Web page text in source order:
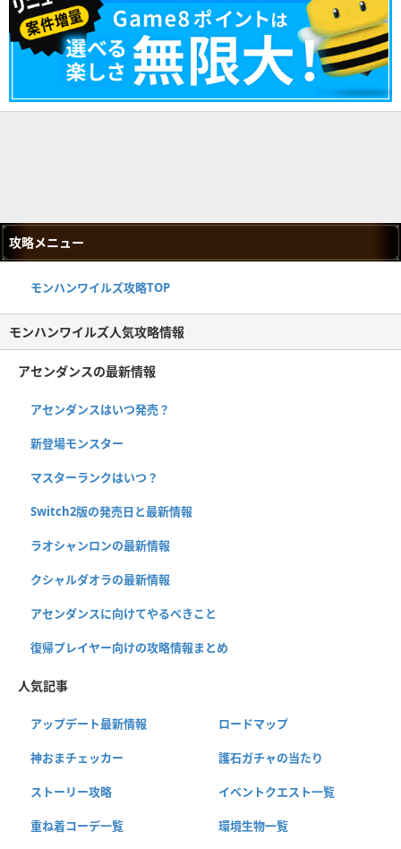
攻略メニュー
モンハンワイルズ攻略TOP
モンハンワイルズ人気攻略情報
アセンダンスの最新情報
アセンダンスはいつ発売？
新登場モンスター
マスターランクはいつ？
Switch2版の発売日と最新情報
ラオシャンロンの最新情報
クシャルダオラの最新情報
アセンダンスに向けてやるべきこと
復帰プレイヤー向けの攻略情報まとめ
人気記事
アップデート最新情報 ロードマップ
神おまチェッカー 護石ガチャの当たり
ストーリー攻略 イベントクエスト一覧
重ね着コーデ一覧 環境生物一覧